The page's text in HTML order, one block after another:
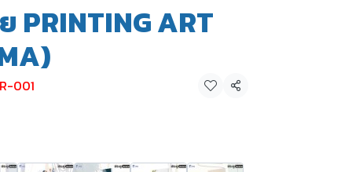
PRINTING ART
001 แชร์